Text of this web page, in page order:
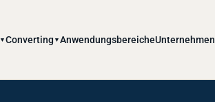
▼Converting ▼ AnwendungsbereicheUnternehmen